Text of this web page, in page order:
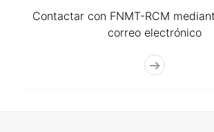
Contactar con FNMT-RCM
correo electrónico